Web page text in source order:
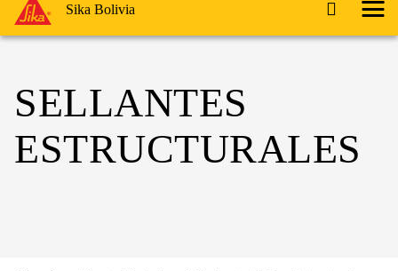
Sika Bolivia
SELLANTES
ESTRUCTURALES